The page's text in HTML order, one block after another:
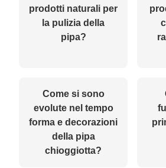
prodotti naturali per
la pulizia della
pipa?
Come si sono
evolute nel tempo
forma e decorazioni
della pipa
chioggiotta?